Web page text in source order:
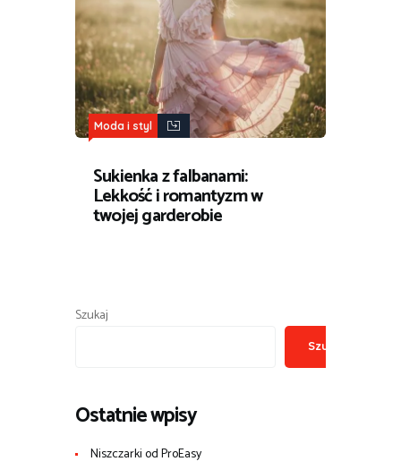
Moda i styl
Sukienka z falbanami:
Lekkość i romantyzm w
twojej garderobie
Szukaj
Szukaj
Ostatnie wpisy
Niszczarki od ProEasy